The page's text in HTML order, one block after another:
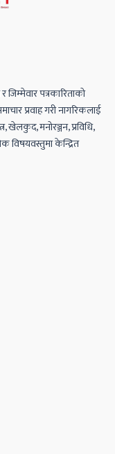
जिम्मेवार पत्रकारिताको
प्रवाह गरी नागरिकलाई
खेलकुद, मनोरञ्जन, प्रविधि,
विषयवस्तुमा केन्द्रित